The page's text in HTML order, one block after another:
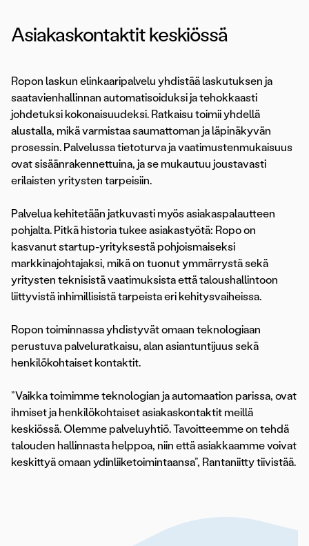
Asiakaskontaktit keskiössä
Ropon laskun elinkaaripalvelu yhdistää laskutuksen ja
saatavienhallinnan automatisoiduksi ja tehokkaasti
johdetuksi kokonaisuudeksi. Ratkaisu toimii yhdellä
alustalla, mikä varmistaa saumattoman ja läpinäkyvän
prosessin. Palvelussa tietoturva ja vaatimustenmukaisuus
ovat sisäänrakennettuina, ja se mukautuu joustavasti
erilaisten yritysten tarpeisiin.
Palvelua kehitetään jatkuvasti myös asiakaspalautteen
pohjalta. Pitkä historia tukee asiakastyötä: Ropo on
kasvanut startup-yrityksestä pohjoismaiseksi
markkinajohtajaksi, mikä on tuonut ymmärrystä sekä
yritysten teknisistä vaatimuksista että taloushallintoon
liittyvistä inhimillisistä tarpeista eri kehitysvaiheissa.
Ropon toiminnassa yhdistyvät omaan teknologiaan
perustuva palveluratkaisu, alan asiantuntijuus sekä
henkilökohtaiset kontaktit.
”Vaikka toimimme teknologian ja automaation parissa, ovat
ihmiset ja henkilökohtaiset asiakaskontaktit meillä
keskiössä. Olemme palveluyhtiö. Tavoitteemme on tehdä
talouden hallinnasta helppoa, niin että asiakkaamme voivat
keskittyä omaan ydinliiketoimintaansa”, Rantaniitty tiivistää.